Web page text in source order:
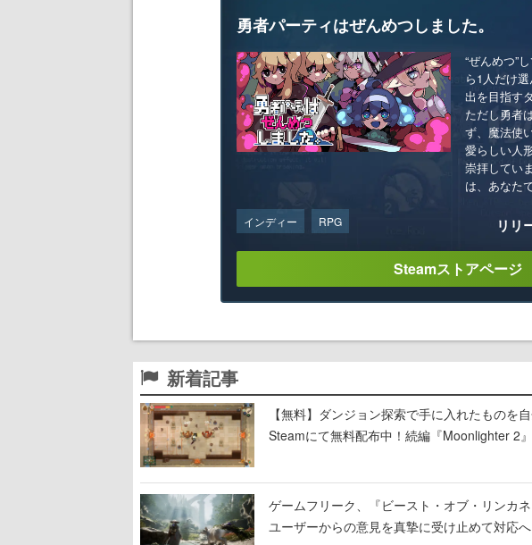
勇者パーティはぜんめつしました。
“ぜんめつ”
ら1人だけ
出を目指す
ただし勇者
ず、魔法使
愛らしい人
崇拝してい
は、あなたで
インディー RPG リリ
Steamストアページ
新着記事
【無料】ダンジョン探索で手に入れたものを
Steamにて無料配布中！続編『Moonlighter 2
ゲームフリーク、『ビースト・オブ・リンカ
ユーザーからの意見を真摯に受け止めて対応